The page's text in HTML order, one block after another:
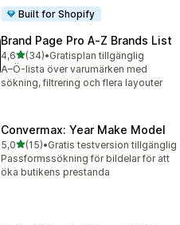
Built for Shopify
Brand Page Pro A‑Z Brands List
4,6av 5 stjärnor
(34)
34 recensioner totalt
•Gratisplan tillgänglig
A–Ö-lista över varumärken med
sökning, filtrering och flera layouter
Convermax: Year Make Model
5,0av 5 stjärnor
(15)
15 recensioner totalt
•Gratis testversion tillgänglig
Passformssökning för bildelar för att
öka butikens prestanda